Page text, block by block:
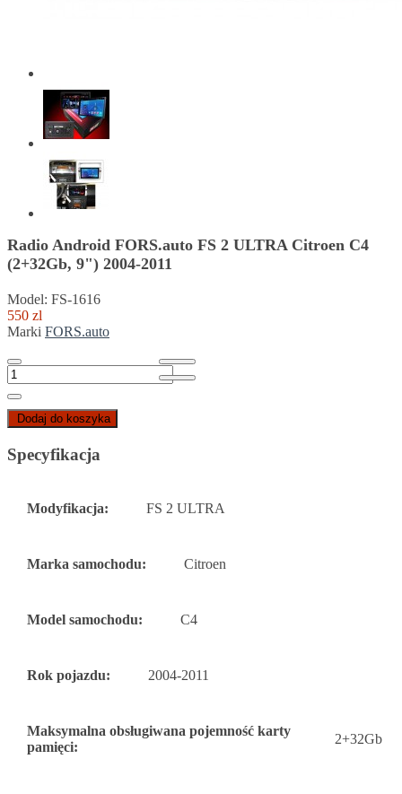
Radio Android FORS.auto FS 2 ULTRA Citroen C4
(2+32Gb, 9") 2004-2011
Model: FS-1616
550 zl
Marki FORS.auto
Dodaj do koszyka
Specyfikacja
Modyfikacja: FS 2 ULTRA
Marka samochodu: Citroen
Model samochodu: C4
Rok pojazdu: 2004-2011
Maksymalna obsługiwana pojemność karty
pamięci:
2+32Gb